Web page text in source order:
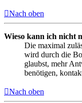
Nach oben
Wieso kann ich nicht
Die maximal
wird durch die
glaubst, mehr
benötigen,
Nach oben